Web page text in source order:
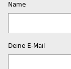
Name
Deine E-Mail